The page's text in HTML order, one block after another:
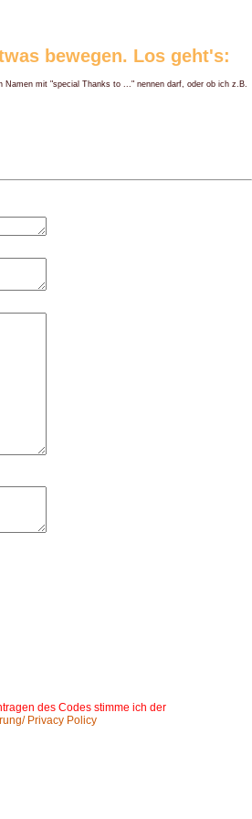
bewegen. Los geht's:
mit "special Thanks to ..." nennen darf, oder ob ich z.B.
des Codes stimme ich der
Privacy Policy